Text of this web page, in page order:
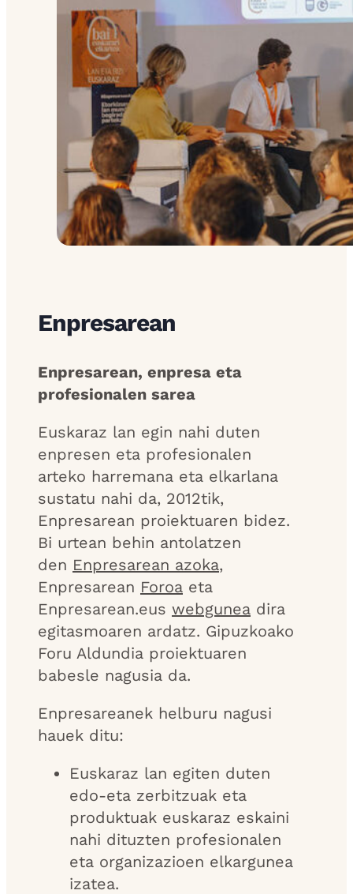
Enpresarean
Enpresarean, enpresa eta
profesionalen sarea
Euskaraz lan egin nahi duten
enpresen eta profesionalen
arteko harremana eta elkarlana
sustatu nahi da, 2012tik,
Enpresarean proiektuaren bidez.
Bi urtean behin antolatzen
den Enpresarean azoka,
Enpresarean Foroa eta
Enpresarean.eus webgunea dira
egitasmoaren ardatz. Gipuzkoako
Foru Aldundia proiektuaren
babesle nagusia da.
Enpresareanek helburu nagusi
hauek ditu:
Euskaraz lan egiten duten
edo-eta zerbitzuak eta
produktuak euskaraz eskaini
nahi dituzten profesionalen
eta organizazioen elkargunea
izatea.